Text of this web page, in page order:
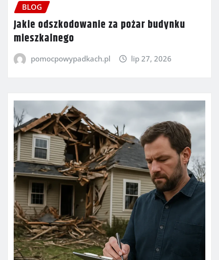
BLOG
Jakie odszkodowanie za pożar budynku
mieszkalnego
pomocpowypadkach.pl lip 27, 2026